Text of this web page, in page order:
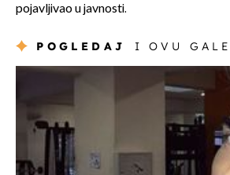
pojavljivao u javnosti.
POGLEDAJ I OVU